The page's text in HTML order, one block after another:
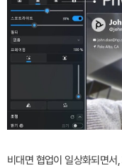
비대면 협업이 일상화되면